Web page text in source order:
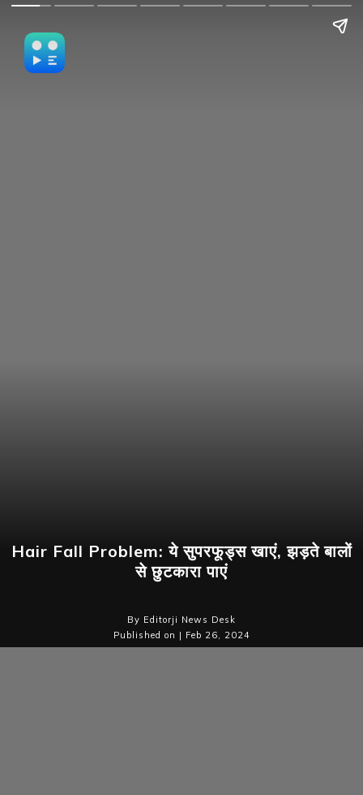
Hair Fall Problem: ये सुपरफूड्स खाएं, झड़ते बालों
से छुटकारा पाएं
By Editorji News Desk
Published on | Feb 26, 2024